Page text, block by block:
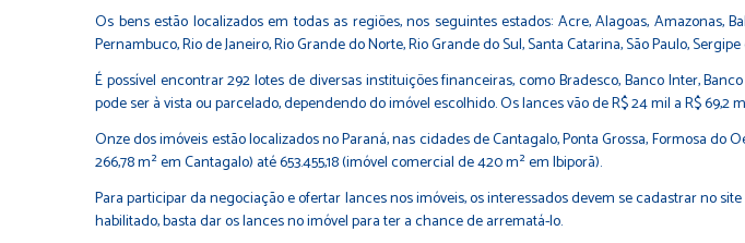
Os bens estão localizados em todas as regiões, nos seguintes estados: Acre, Alagoas, Amazonas,
Pernambuco, Rio de Janeiro, Rio Grande do Norte, Rio Grande do Sul, Santa Catarina, São Paulo,
É possível encontrar 292 lotes de diversas instituições financeiras, como Bradesco, Banco Inter,
pode ser à vista ou parcelado, dependendo do imóvel escolhido. Os lances vão de R$ 24 mil a R$ 69,2
Onze dos imóveis estão localizados no Paraná, nas cidades de Cantagalo, Ponta Grossa, Formosa
266,78 m² em Cantagalo) até 653.455,18 (imóvel comercial de 420 m² em Ibiporã).
Para participar da negociação e ofertar lances nos imóveis, os interessados devem se cadastrar no
habilitado, basta dar os lances no imóvel para ter a chance de arrematá-lo.